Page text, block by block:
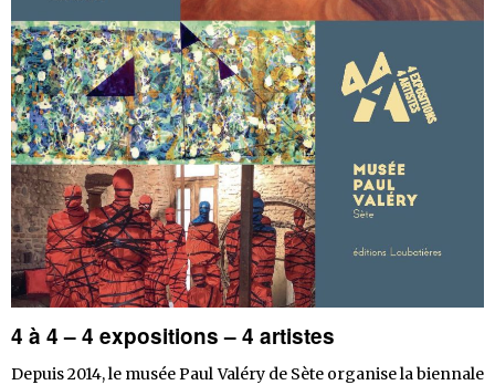
4 à 4 – 4 expositions – 4 artistes
Depuis 2014, le musée Paul Valéry de Sète organise la biennale